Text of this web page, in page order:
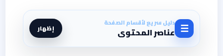
☰ دليل سريع لأقسام الصفحة
عناصر المحتوى إظهار